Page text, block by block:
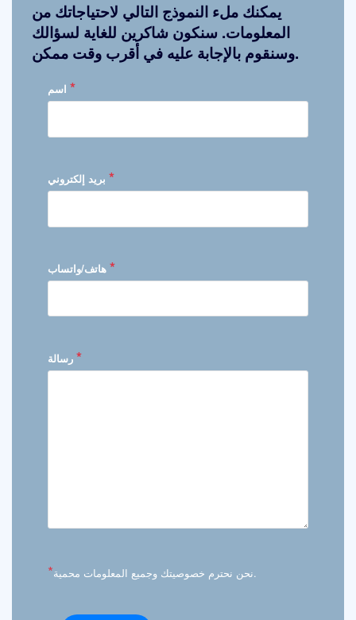
يمكنك ملء النموذج التالي لاحتياجاتك من
المعلومات. سنكون شاكرين للغاية لسؤالك
وسنقوم بالإجابة عليه في أقرب وقت ممكن.
*
*
*
*
* نحن نحترم خصوصيتك وجميع المعلومات محمية.